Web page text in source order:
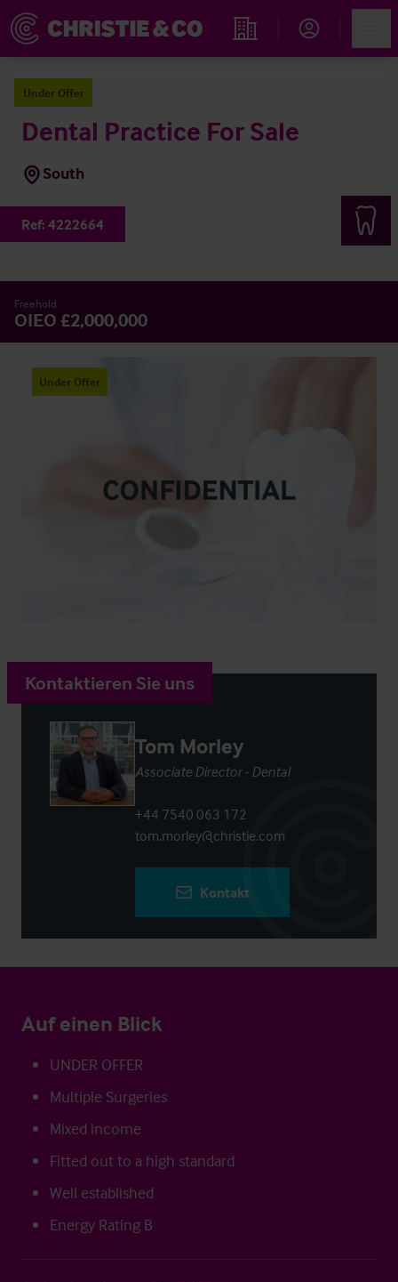
Immobiliensuche
Under Offer
Dental Practice For Sale
South
Ref: 4222664
Freehold
OIEO £2,000,000
Under Offer
Kontaktieren Sie uns
Tom Morley
Associate Director - Dental
+44 7540 063 172
tom.morley@christie.com
Kontakt
Auf einen Blick
UNDER OFFER
Multiple Surgeries
Mixed income
Fitted out to a high standard
Well established
Energy Rating B